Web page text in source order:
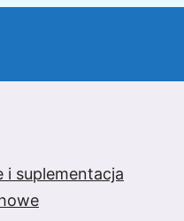
i suplementacja